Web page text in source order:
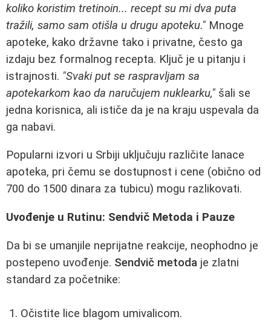
koliko koristim tretinoin... recept su mi dva puta
tražili, samo sam otišla u drugu apoteku." Mnoge
apoteke, kako državne tako i privatne, često ga
izdaju bez formalnog recepta. Ključ je u pitanju i
istrajnosti. "Svaki put se raspravljam sa
apotekarkom kao da naručujem nuklearku," šali se
jedna korisnica, ali ističe da je na kraju uspevala da
ga nabavi.
Popularni izvori u Srbiji uključuju različite lanace
apoteka, pri čemu se dostupnost i cene (obično od
700 do 1500 dinara za tubicu) mogu razlikovati.
Uvođenje u Rutinu: Sendvič Metoda i Pauze
Da bi se umanjile neprijatne reakcije, neophodno je
postepeno uvođenje. Sendvič metoda je zlatni
standard za početnike:
Očistite lice blagom umivalicom.